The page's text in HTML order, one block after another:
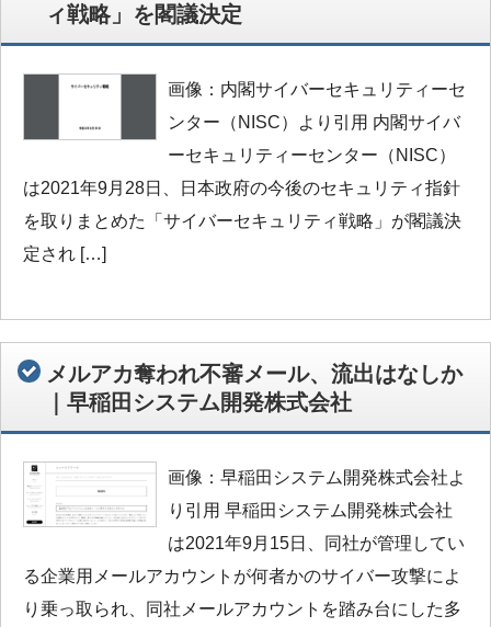
ィ戦略」を閣議決定
画像：内閣サイバーセキュリティーセ
ンター（NISC）より引用 内閣サイバ
ーセキュリティーセンター（NISC）
は2021年9月28日、日本政府の今後のセキュリティ指針
を取りまとめた「サイバーセキュリティ戦略」が閣議決
定され […]
メルアカ奪われ不審メール、流出はなしか
｜早稲田システム開発株式会社
画像：早稲田システム開発株式会社よ
り引用 早稲田システム開発株式会社
は2021年9月15日、同社が管理してい
る企業用メールアカウントが何者かのサイバー攻撃によ
り乗っ取られ、同社メールアカウントを踏み台にした多